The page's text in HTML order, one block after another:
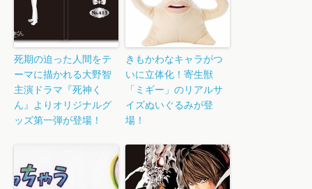
死期の迫った人間をテ
ーマに描かれる大野智
主演ドラマ『死神く
ん』よりオリジナルグ
ッズ第一弾が登場！
きもかわなキャラがつ
いに立体化！寄生獣
「ミギー」のリアルサ
イズぬいぐるみが登
場！